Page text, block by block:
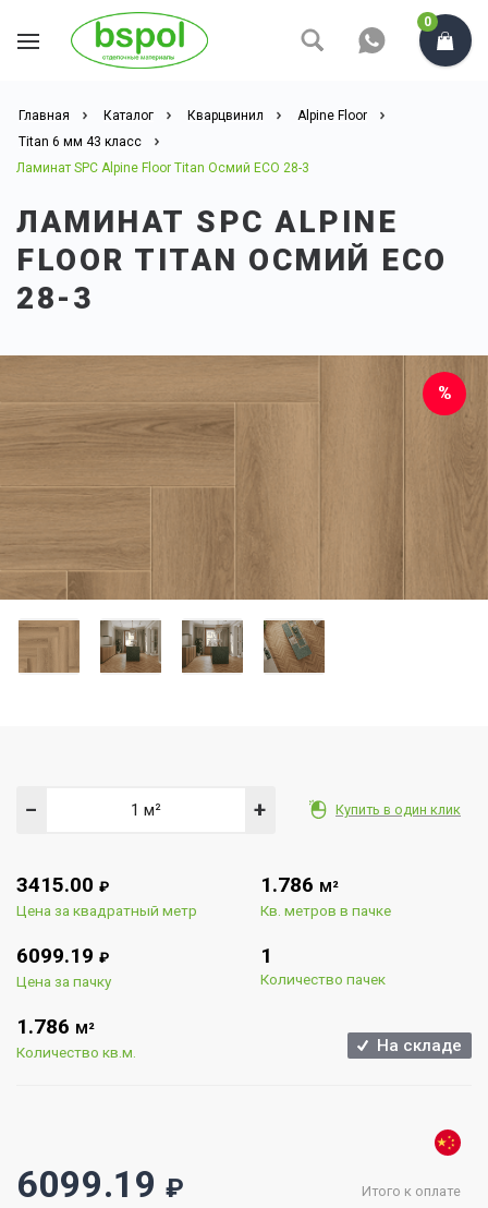
0
Главная Каталог Кварцвинил
Alpine Floor
Titan 6 мм 43 класс
Ламинат SPC Alpine Floor Titan Осмий ECO 28-3
ЛАМИНАТ SPC ALPINE
FLOOR TITAN ОСМИЙ ECO
28-3
Купить в один клик
− +
3415.00 ₽
Цена за квадратный метр
1.786 М²
Кв. метров в пачке
6099.19 ₽
Цена за пачку
1
Количество пачек
1.786 М²
Количество кв.м. На складе
Итого к оплате
6099.19 ₽